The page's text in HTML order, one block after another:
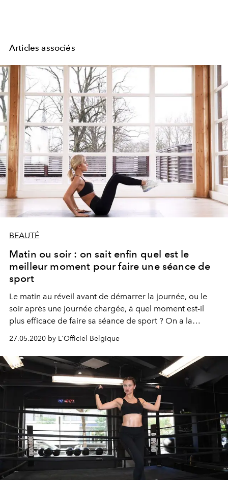
Articles associés
BEAUTÉ
Matin ou soir : on sait enfin quel est le
meilleur moment pour faire une séance de
sport
Le matin au réveil avant de démarrer la journée, ou le
soir après une journée chargée, à quel moment est-il
plus efficace de faire sa séance de sport ? On a la
27.05.2020 by L'Officiel Belgique